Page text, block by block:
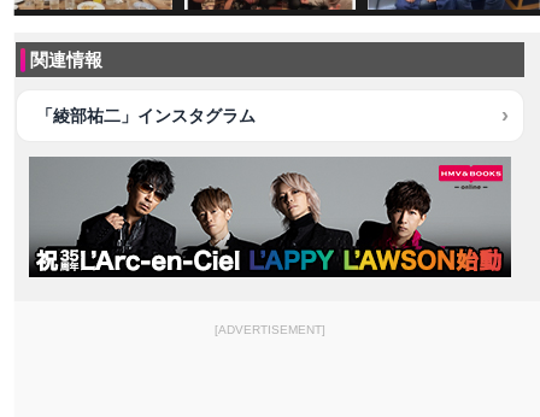
関連情報
「綾部祐二」インスタグラム
[ADVERTISEMENT]